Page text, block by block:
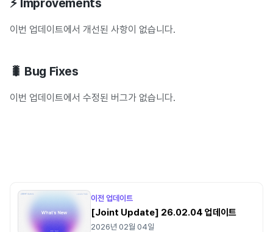
⚡ Improvements
이번 업데이트에서 개선된 사항이 없습니다.
🐛 Bug Fixes
이번 업데이트에서 수정된 버그가 없습니다.
이전 업데이트
[Joint Update] 26.02.04 업데이트
2026년 02월 04일